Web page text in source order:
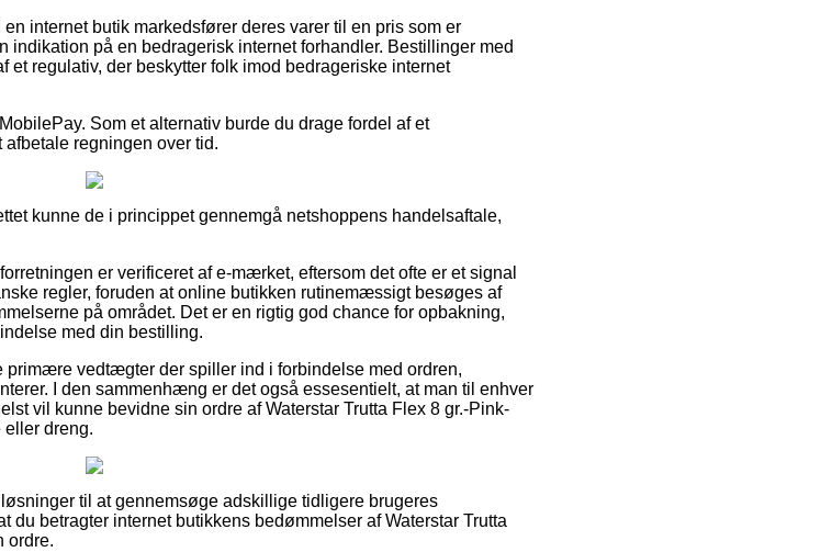
internet butik markedsfører deres varer til en pris som er
indikation på en bedragerisk internet forhandler. Bestillinger med
et regulativ, der beskytter folk imod bedrageriske internet
Som et alternativ burde du drage fordel af et
regningen over tid.
kunne de i princippet gennemgå netshoppens handelsaftale,
er verificeret af e-mærket, eftersom det ofte er et signal
regler, foruden at online butikken rutinemæssigt besøges af
på området. Det er en rigtig god chance for opbakning,
med din bestilling.
primære vedtægter der spiller ind i forbindelse med ordren,
I den sammenhæng er det også essesentielt, at man til enhver
vil kunne bevidne sin ordre af Waterstar Trutta Flex 8 gr.-Pink-
eller dreng.
til at gennemsøge adskillige tidligere brugeres
du betragter internet butikkens bedømmelser af Waterstar Trutta
ordre.